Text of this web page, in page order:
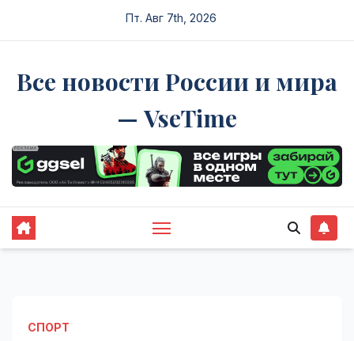
Пт. Авг 7th, 2026
Все новости России и мира
— VseTime
СПОРТ